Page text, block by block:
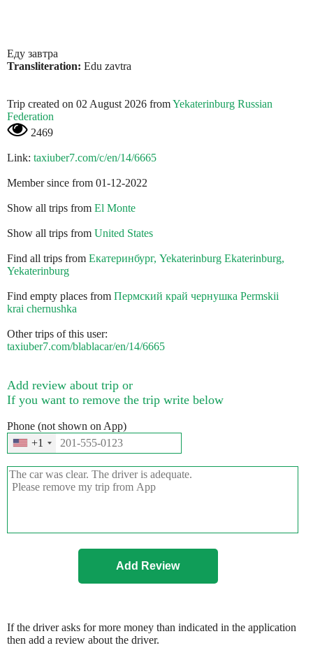
Еду завтра
Transliteration: Edu zavtra
Trip created on 02 August 2026 fromYekaterinburg Russian
Federation
2469
Link: taxiuber7.com/c/en/14/6665
Member since from 01-12-2022
Show all trips from El Monte
Show all trips from United States
Find all trips from Екатеринбург, Yekaterinburg Ekaterinburg,
Yekaterinburg
Find empty places from Пермский край чернушка Permskii
krai chernushka
Other trips of this user:
taxiuber7.com/blablacar/en/14/6665
Add review about trip or
If you want to remove the trip write below
Phone (not shown on App)
+1
If the driver asks for more money than indicated in the application
then add a review about the driver.